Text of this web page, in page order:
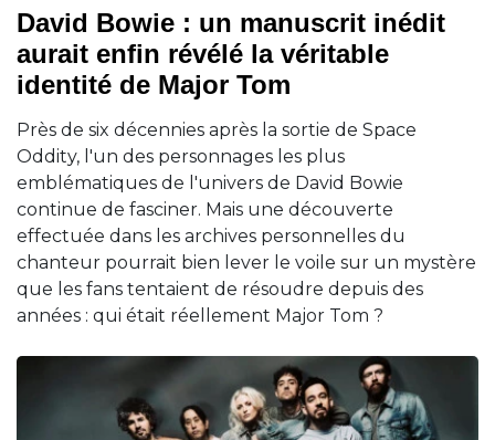
David Bowie : un manuscrit inédit
aurait enfin révélé la véritable
identité de Major Tom
Près de six décennies après la sortie de Space
Oddity, l'un des personnages les plus
emblématiques de l'univers de David Bowie
continue de fasciner. Mais une découverte
effectuée dans les archives personnelles du
chanteur pourrait bien lever le voile sur un mystère
que les fans tentaient de résoudre depuis des
années : qui était réellement Major Tom ?